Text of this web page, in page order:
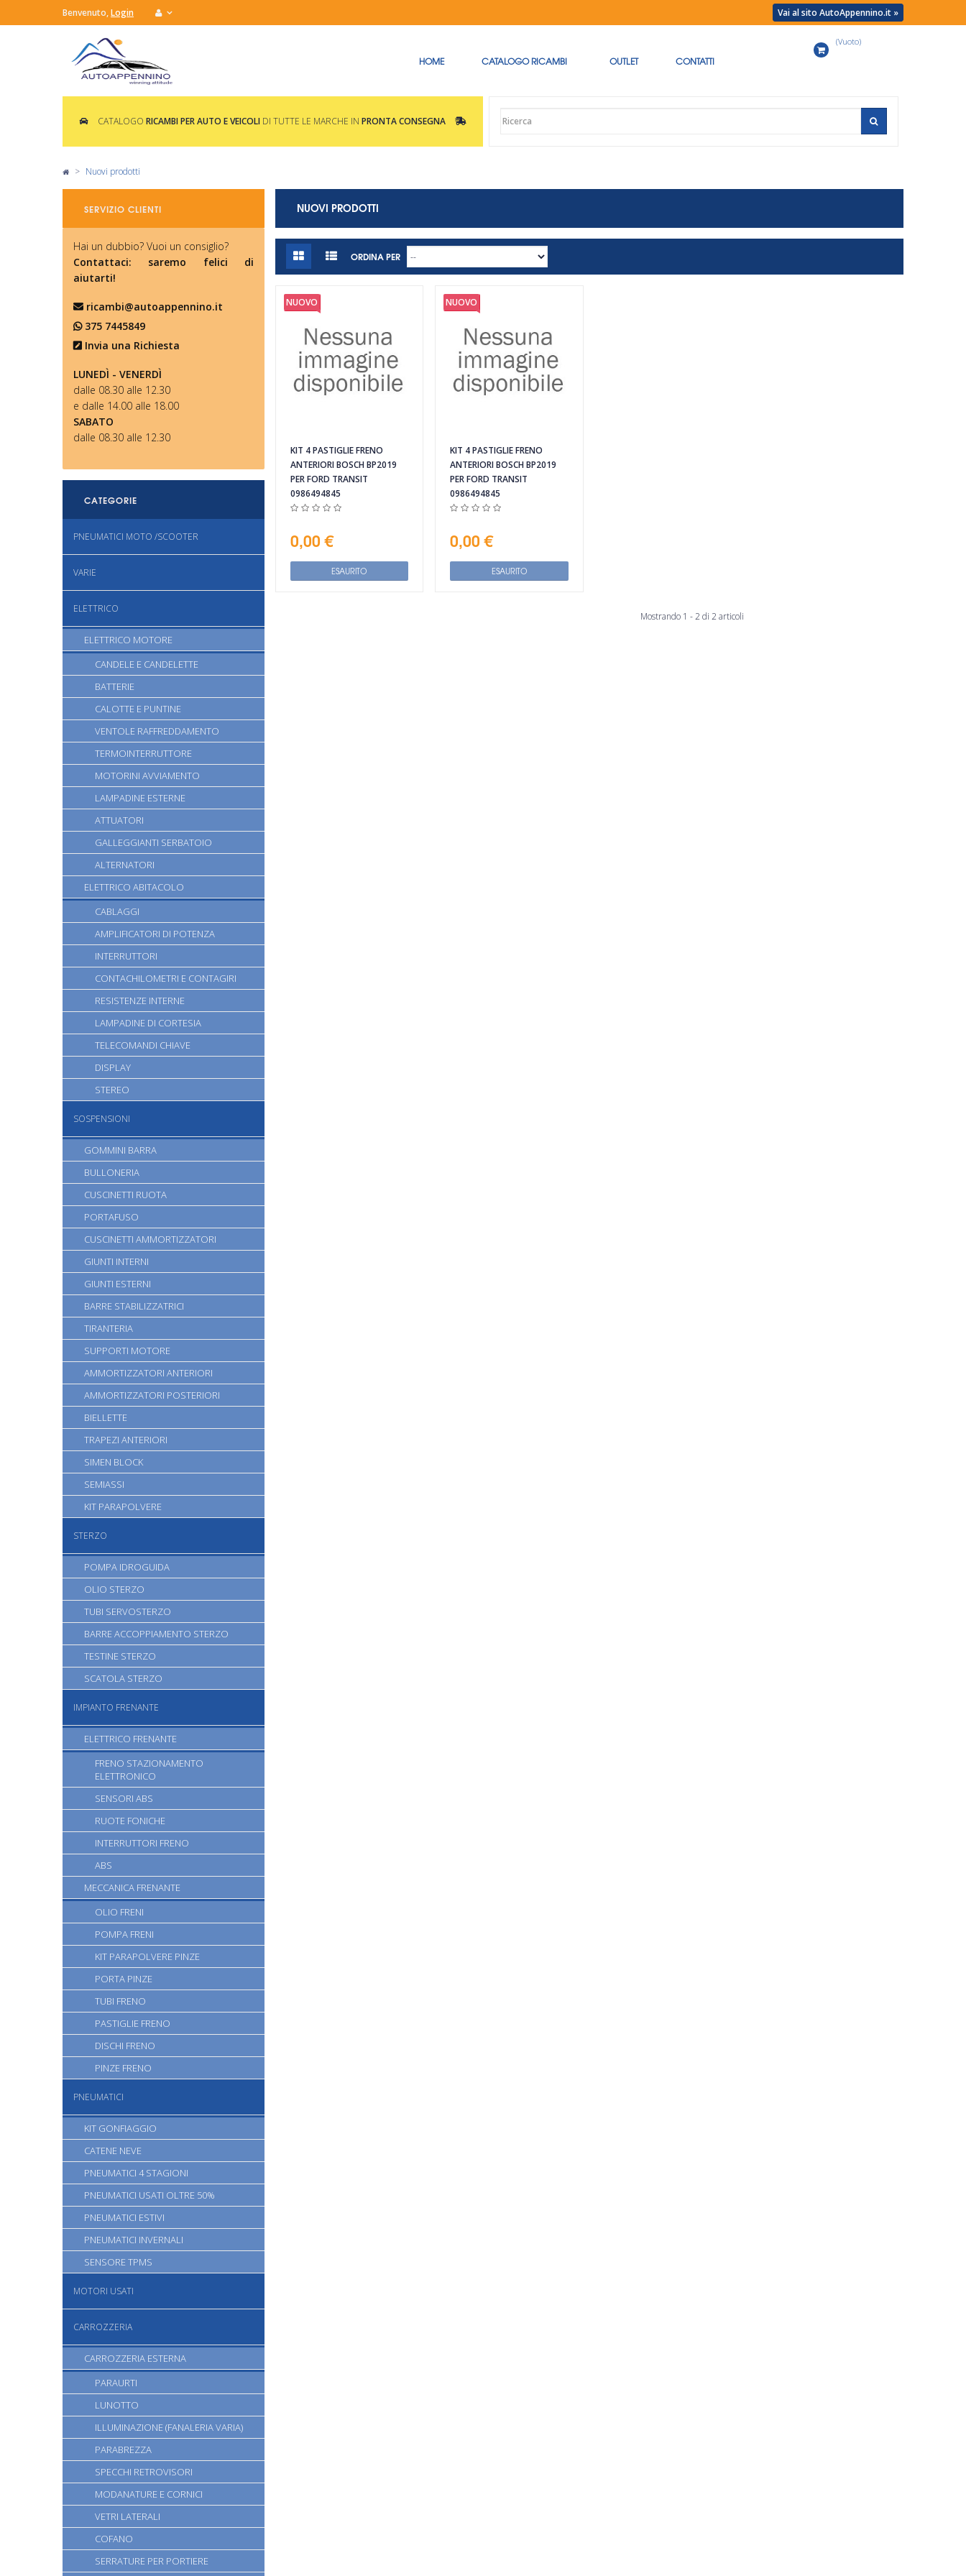
Vai al sito AutoAppennino.it »
Benvenuto,Login
HOME CATALOGO RICAMBI OUTLET CONTATTI
(Vuoto)
CATALOGO RICAMBI PER AUTO E VEICOLI DI TUTTE LE MARCHE IN PRONTA CONSEGNA
> Nuovi prodotti
SERVIZIO CLIENTI
Hai un dubbio? Vuoi un consiglio?
Contattaci: saremo felici di
aiutarti!
ricambi@autoappennino.it
375 7445849
Invia una Richiesta
LUNEDÌ - VENERDÌ
dalle 08.30 alle 12.30
e dalle 14.00 alle 18.00
SABATO
dalle 08.30 alle 12.30
CATEGORIE
PNEUMATICI MOTO /SCOOTER
VARIE
ELETTRICO
ELETTRICO MOTORE
CANDELE E CANDELETTE
BATTERIE
CALOTTE E PUNTINE
VENTOLE RAFFREDDAMENTO
TERMOINTERRUTTORE
MOTORINI AVVIAMENTO
LAMPADINE ESTERNE
ATTUATORI
GALLEGGIANTI SERBATOIO
ALTERNATORI
ELETTRICO ABITACOLO
CABLAGGI
AMPLIFICATORI DI POTENZA
INTERRUTTORI
CONTACHILOMETRI E CONTAGIRI
RESISTENZE INTERNE
LAMPADINE DI CORTESIA
TELECOMANDI CHIAVE
DISPLAY
STEREO
SOSPENSIONI
GOMMINI BARRA
BULLONERIA
CUSCINETTI RUOTA
PORTAFUSO
CUSCINETTI AMMORTIZZATORI
GIUNTI INTERNI
GIUNTI ESTERNI
BARRE STABILIZZATRICI
TIRANTERIA
SUPPORTI MOTORE
AMMORTIZZATORI ANTERIORI
AMMORTIZZATORI POSTERIORI
BIELLETTE
TRAPEZI ANTERIORI
SIMEN BLOCK
SEMIASSI
KIT PARAPOLVERE
STERZO
POMPA IDROGUIDA
OLIO STERZO
TUBI SERVOSTERZO
BARRE ACCOPPIAMENTO STERZO
TESTINE STERZO
SCATOLA STERZO
IMPIANTO FRENANTE
ELETTRICO FRENANTE
FRENO STAZIONAMENTO
ELETTRONICO
SENSORI ABS
RUOTE FONICHE
INTERRUTTORI FRENO
ABS
MECCANICA FRENANTE
OLIO FRENI
POMPA FRENI
KIT PARAPOLVERE PINZE
PORTA PINZE
TUBI FRENO
PASTIGLIE FRENO
DISCHI FRENO
PINZE FRENO
PNEUMATICI
KIT GONFIAGGIO
CATENE NEVE
PNEUMATICI 4 STAGIONI
PNEUMATICI USATI OLTRE 50%
PNEUMATICI ESTIVI
PNEUMATICI INVERNALI
SENSORE TPMS
MOTORI USATI
CARROZZERIA
CARROZZERIA ESTERNA
PARAURTI
LUNOTTO
ILLUMINAZIONE (FANALERIA VARIA)
PARABREZZA
SPECCHI RETROVISORI
MODANATURE E CORNICI
VETRI LATERALI
COFANO
SERRATURE PER PORTIERE
NUOVI PRODOTTI
ORDINA PER
NUOVO
KIT 4 PASTIGLIE FRENO
ANTERIORI BOSCH BP2019
PER FORD TRANSIT
0986494845
0,00 €
ESAURITO
NUOVO
KIT 4 PASTIGLIE FRENO
ANTERIORI BOSCH BP2019
PER FORD TRANSIT
0986494845
0,00 €
ESAURITO
Mostrando 1 - 2 di 2 articoli